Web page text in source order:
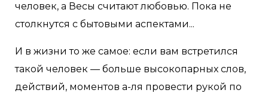
человек, а Весы считают любовью. Пока не
столкнутся с бытовыми аспектами...
И в жизни то же самое: если вам встретился
такой человек — больше высокопарных слов,
действий, моментов а-ля провести рукой по